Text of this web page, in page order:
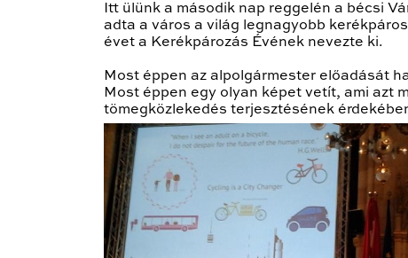
Itt ülünk a második nap reggelén a bécsi
adta a város a világ legnagyobb
évet a Kerékpározás Évének nevezte ki.
Most éppen az alpolgármester előadását
Most éppen egy olyan képet vetít, ami azt
tömegközlekedés terjesztésének